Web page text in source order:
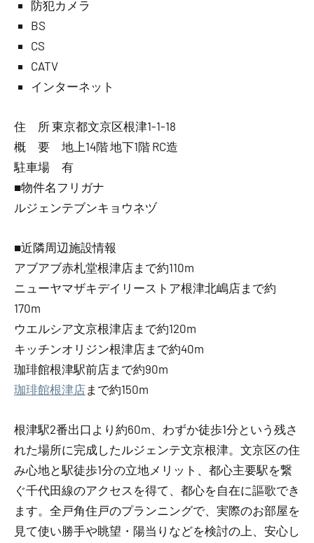
防犯カメラ
BS
CS
CATV
インターネット
住 所 東京都文京区根津1-1-18
概 要 地上14階 地下1階 RC造
駐車場 有
■物件名フリガナ
ルジェンテブンキョウネヅ
■近隣周辺施設情報
アブアブ赤札堂根津店まで約110m
ニューヤマザキデイリーストア根津北嶋店まで約
170m
ウエルシア文京根津店まで約120m
キッチンオリジン根津店まで約40m
珈琲館根津駅前店まで約90m
珈琲館根津店まで約150m
根津駅2番出口より約60m、わずか徒歩1分という残さ
れた場所に完成したルジェンテ文京根津。文京区の住
み心地と駅徒歩1分の立地メリット、都心主要駅を繋
ぐ千代田線のアクセスを得て、都心を自在に謳歌でき
ます。全戸角住戸のプランニングで、実際のお部屋を
見て使い勝手や眺望・陽当りなどを検討の上、安心し